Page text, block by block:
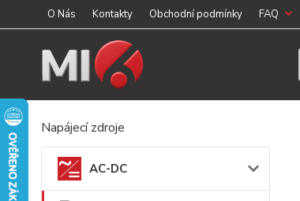
O Nás Kontakty Obchodní podmínky FAQ
Napájecí zdroje
AC-DC